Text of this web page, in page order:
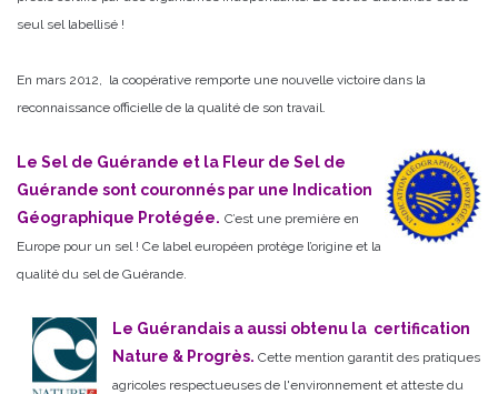
seul sel labellisé !
En mars 2012, la coopérative remporte une nouvelle victoire dans la
reconnaissance officielle de la qualité de son travail.
Le Sel de Guérande et la Fleur de Sel de
Guérande sont couronnés par une Indication
Géographique Protégée. C’est une première en
Europe pour un sel ! Ce label européen protège l’origine et la
qualité du sel de Guérande.
Le Guérandais a aussi obtenu la certification
Nature & Progrès. Cette mention garantit des pratiques
agricoles respectueuses de l'environnement et atteste du